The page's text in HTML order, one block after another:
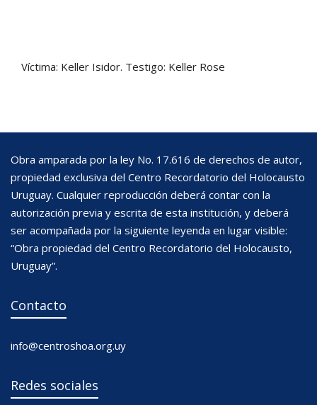
Víctima: Keller Isidor. Testigo: Keller Rose
Obra amparada por la ley No. 17.616 de derechos de autor,
propiedad exclusiva del Centro Recordatorio del Holocausto
Uruguay. Cualquier reproducción deberá contar con la
autorización previa y escrita de esta institución, y deberá
ser acompañada por la siguiente leyenda en lugar visible:
“Obra propiedad del Centro Recordatorio del Holocausto,
Uruguay”.
Contacto
info@centroshoa.org.uy
Redes sociales